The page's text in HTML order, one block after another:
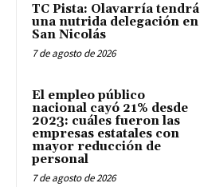
TC Pista: Olavarría tendrá
una nutrida delegación en
San Nicolás
7 de agosto de 2026
El empleo público
nacional cayó 21% desde
2023: cuáles fueron las
empresas estatales con
mayor reducción de
personal
7 de agosto de 2026